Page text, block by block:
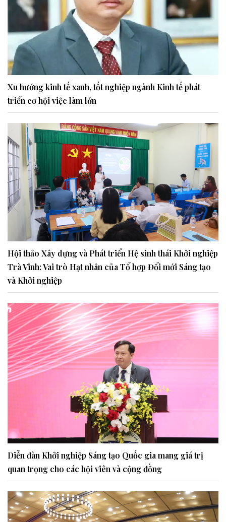
Xu hướng kinh tế xanh, tốt nghiệp ngành Kinh tế phát
triển cơ hội việc làm lớn
Hội thảo Xây dựng và Phát triển Hệ sinh thái Khởi nghiệp
Trà Vinh: Vai trò Hạt nhân của Tổ hợp Đổi mới Sáng tạo
và Khởi nghiệp
Diễn đàn Khởi nghiệp Sáng tạo Quốc gia mang giá trị
quan trọng cho các hội viên và cộng đồng